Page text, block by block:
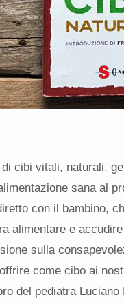
cibi vitali, naturali,
sana al
con il bambino,
alimentare e
sulla
come cibo ai
del pediatra Luciano